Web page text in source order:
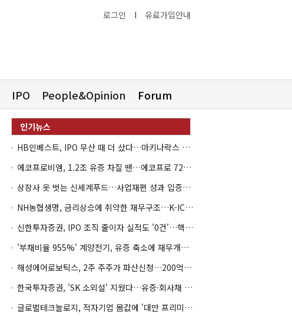
로그인 I 유료가입안내
IPO People&Opinion Forum
HB인베스트, IPO 무산 때 더 샀다…마키나락스 투자 2.7배 회수
에코프로비엠, 1.2조 유증 차질 땐…에코프로 7270억 '독박'
상장사 옷 벗는 신세계푸드…사업재편 성과 입증할까
NH농협생명, 금리상승에 취약한 재무구조…K-ICS 변동성 '주의보'
신한투자증권, IPO 조직 줄이자 실적도 '0건'…핵심 인력까지 이탈
'부채비율 955%' 계양전기, 유증 축소에 재무개선 효과 '뚝'
해성에어로보틱스, 2주 주주가 파산신청…200억 CB 분쟁 확산
한국투자증권, 'SK 소외설' 지웠다…유증·회사채 주관 연속 수임
글로벌테크놀로지, 적자기업 몸값에 '대만 프리미엄'…공모가 논란